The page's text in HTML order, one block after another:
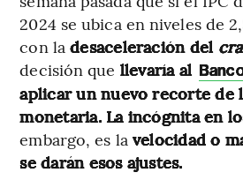
2024 se ubica en niveles de
con ladesaceleración del
decisión que llevaría al
aplicar un nuevo recorte de
monetaria. La incógnita en
embargo, es la velocidad o
se darán esos ajustes.